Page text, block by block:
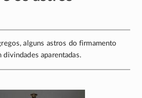
alguns astros do firmamento
aparentadas.